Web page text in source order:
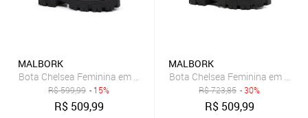
MALBORK
Bota Chelsea Feminina em Camurça Cinza com Sola Tratorada
R$599,99 - 15%
R$ 509,99
MALBORK
Bota Chelsea Feminina em
R$723,85 - 30%
R$ 509,99